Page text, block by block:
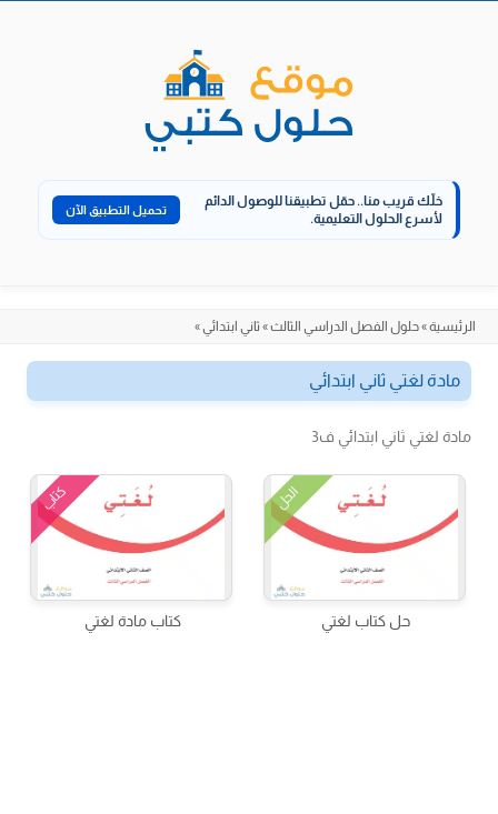
خلّك قريب منا.. حمّل تطبيقنا للوصول الدائم
لأسرع الحلول التعليمية.
تحميل التطبيق الآن
الرئيسية»حلول الفصل الدراسي الثالث» ثاني ابتدائي»
مادة لغتي ثاني ابتدائي
مادة لغتي ثاني ابتدائي ف3
الحل
حل كتاب لغتي
كتاب
كتاب مادة لغتي